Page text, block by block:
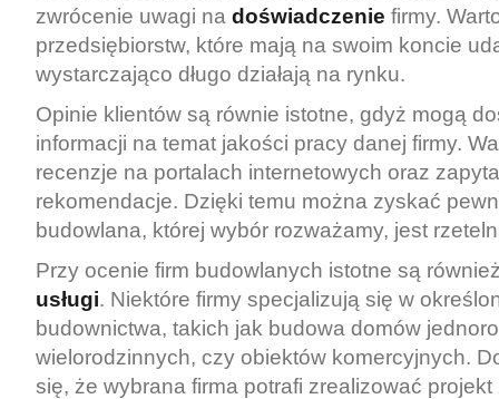
zwrócenie uwagi na doświadczenie firmy.
przedsiębiorstw, które mają na swoim koncie
wystarczająco długo działają na rynku.
Opinie klientów są równie istotne, gdyż mogą
informacji na temat jakości pracy danej firmy.
recenzje na portalach internetowych oraz
rekomendacje. Dzięki temu można zyskać
budowlana, której wybór rozważamy, jest
Przy ocenie firm budowlanych istotne są
usługi. Niektóre firmy specjalizują się w
budownictwa, takich jak budowa domów
wielorodzinnych, czy obiektów komercyjnych.
się, że wybrana firma potrafi zrealizować